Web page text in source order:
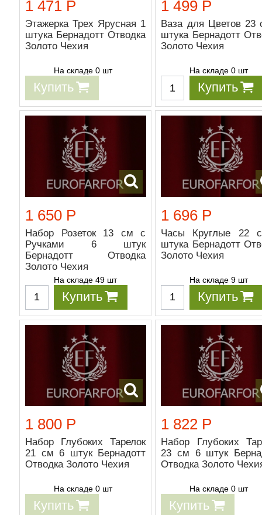
1 471 Р
Этажерка Трех Ярусная 1
штука Бернадотт Отводка
Золото Чехия
На складе 0 шт
Купить
1 499 Р
Ваза для Цветов 23
штука Бернадотт
Золото Чехия
На складе 0 шт
Купить
1 650 Р
Набор Розеток 13 см с
Ручками 6 штук
Бернадотт Отводка
Золото Чехия
На складе 49 шт
Купить
1 696 Р
Часы Круглые 22
штука Бернадотт
Золото Чехия
На складе 9 шт
Купить
1 800 Р
Набор Глубоких Тарелок
21 см 6 штук Бернадотт
Отводка Золото Чехия
На складе 0 шт
Купить
1 822 Р
Набор Глубоких
23 см 6 штук
Отводка Золото
На складе 0 шт
Купить